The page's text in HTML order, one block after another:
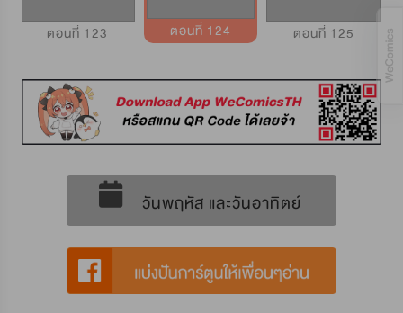
ตอนที่ 123 ตอนที่ 124 ตอนที่ 125
วันพฤหัส และวันอาทิตย์